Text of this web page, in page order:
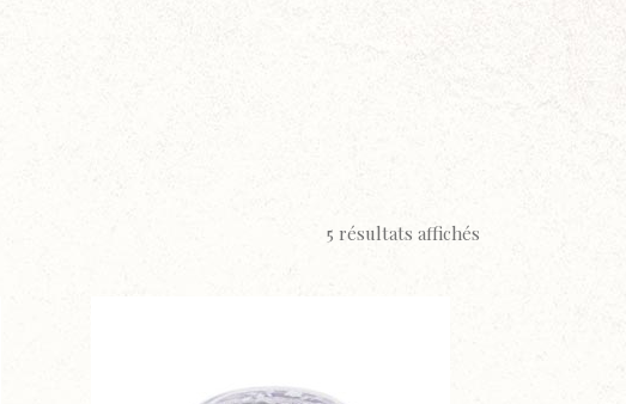
5 résultats affichés